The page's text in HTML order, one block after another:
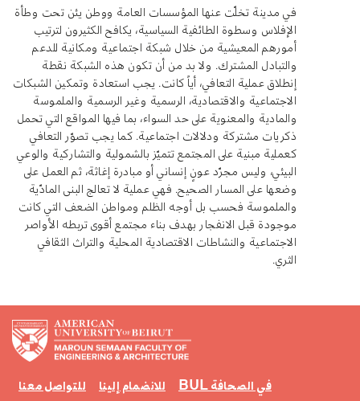
في مدينة تخلّت عنها المؤسسات العامة ووطن يئن تحت وطأة
الإفلاس وسطوة الطائفية السياسية، يكافح الكثيرون لترتيب
أمورهم المعيشية من خلال شبكة اجتماعية ومكانية للدعم
والتبادل المشترك. ولا بد من أن تكون هذه الشبكة نقطة
إنطلاق عملية التعافي، أياً كانت. يجب استعادة وتمكين الشبكات
الاجتماعية والاقتصادية، الرسمية وغير الرسمية والملموسة
والمادية والمعنوية على حد السواء، بما فيها المواقع التي تحمل
ذكريات مشتركة ودلالات اجتماعية. كما يجب تصوّر التعافي
كعملية مبنية على المجتمع تتميّز بالشمولية والتشاركية والوعي
البيئي، وليس مجرّد عونٍ إنساني أو مبادرة إغاثة، ثم العمل على
وضعها على المسار الصحيح. فهي عملية لا تعالج البنى المادّية
والملموسة فحسب بل أوجه الظلم ومواطن الضعف التي كانت
موجودة قبل الانفجار بهدف بناء مجتمع أقوى تربطه الأواصر
الاجتماعية والنشاطات الاقتصادية المحلية والتراث الثقافي
الثري.
للتواصل معنا للانضمام إلينا BUL في الصحافة